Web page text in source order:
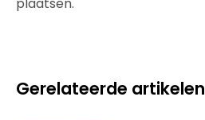
Gerelateerde artikelen